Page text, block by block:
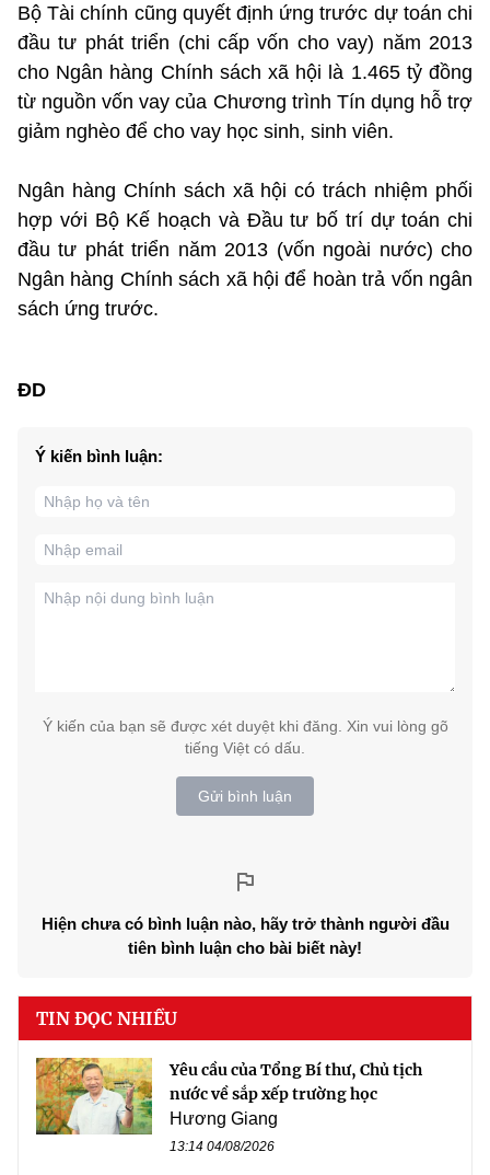
Bộ Tài chính cũng quyết định ứng trước dự toán chi
đầu tư phát triển (chi cấp vốn cho vay) năm 2013
cho Ngân hàng Chính sách xã hội là 1.465 tỷ đồng
từ nguồn vốn vay của Chương trình Tín dụng hỗ trợ
giảm nghèo để cho vay học sinh, sinh viên.
Ngân hàng Chính sách xã hội có trách nhiệm phối
hợp với Bộ Kế hoạch và Đầu tư bố trí dự toán chi
đầu tư phát triển năm 2013 (vốn ngoài nước) cho
Ngân hàng Chính sách xã hội để hoàn trả vốn ngân
sách ứng trước.
ĐD
Ý kiến bình luận:
Ý kiến của bạn sẽ được xét duyệt khi đăng. Xin vui lòng gõ
tiếng Việt có dấu.
Gửi bình luận
Hiện chưa có bình luận nào, hãy trở thành người đầu
tiên bình luận cho bài biết này!
TIN ĐỌC NHIỀU
Yêu cầu của Tổng Bí thư, Chủ tịch
nước về sắp xếp trường học
Hương Giang
13:14 04/08/2026